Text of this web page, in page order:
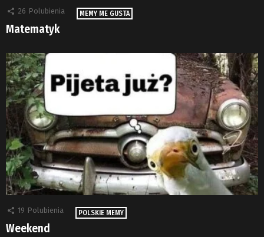
26 Polubienia MEMY ME GUSTA
Matematyk
19 Polubienia POLSKIE MEMY
Weekend